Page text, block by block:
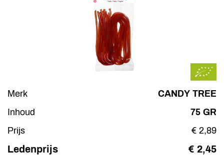
Merk
CANDY TREE
Inhoud
75 GR
Prijs
€ 2,89
Ledenprijs € 2,45